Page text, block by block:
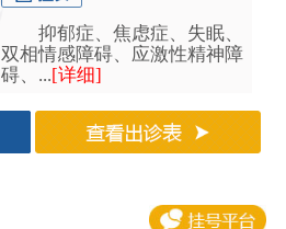
抑郁症、焦虑症、失眠、
双相情感障碍、应激性精神障
碍、...[详细]